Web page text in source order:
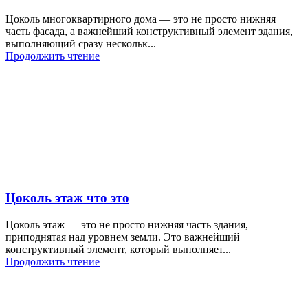
Цоколь многоквартирного дома — это не просто нижняя
часть фасада, а важнейший конструктивный элемент здания,
выполняющий сразу нескольк...
Продолжить чтение
Цоколь этаж что это
Цоколь этаж — это не просто нижняя часть здания,
приподнятая над уровнем земли. Это важнейший
конструктивный элемент, который выполняет...
Продолжить чтение